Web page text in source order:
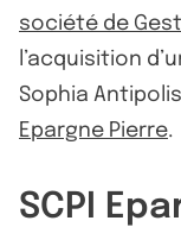
société de
l’acquisition
Sophia
Epargne Pierre.
SCPI